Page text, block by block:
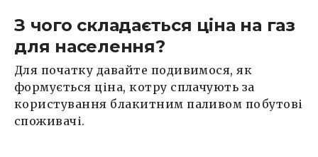
З чого складається ціна на газ
для населення?
Для початку давайте подивимося, як
формується ціна, котру сплачують за
користування блакитним паливом побутові
споживачі.